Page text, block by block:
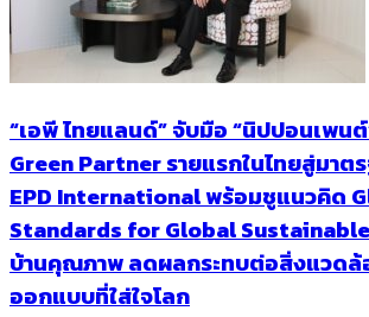
“เอพี ไทยแลนด์” จับมือ “นิปปอนเพน
Green Partner รายแรกในไทยสู่มาต
EPD International พร้อมชูแนวคิด
Standards for Global
บ้านคุณภาพ ลดผลกระทบต่อสิ่งแวด
ออกแบบที่ใส่ใจโลก